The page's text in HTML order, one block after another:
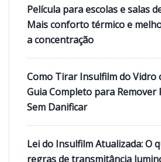
Película para escolas e salas
Mais conforto térmico e
a concentração
Como Tirar Insulfilm do Vidro
Guia Completo para Remover
Sem Danificar
Lei do Insulfilm Atualizada: O
regras de transmitância